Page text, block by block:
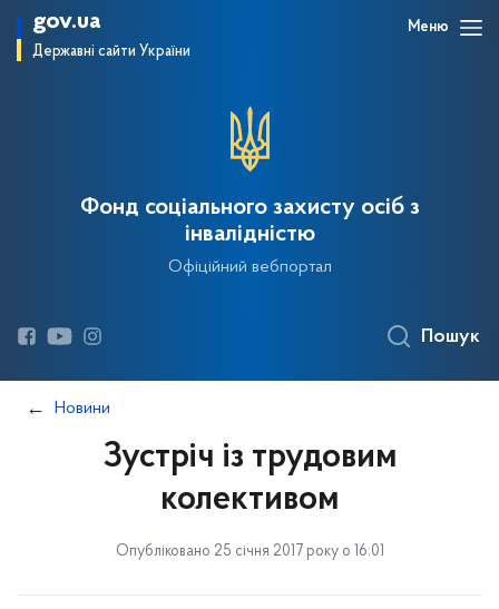
gov.ua
Державні сайти України
Меню
Фонд соціального захисту осіб з
інвалідністю
Офіційний вебпортал
Пошук
Новини
Зустріч із трудовим
колективом
Опубліковано 25 січня 2017 року о 16:01